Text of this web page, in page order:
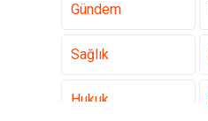
Gündem
Sağlık
Hukuk